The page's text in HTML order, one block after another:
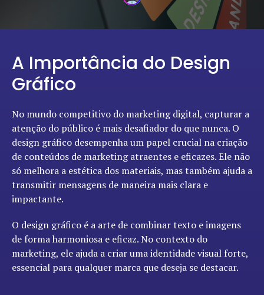
A Importância do Design
Gráfico
No mundo competitivo do marketing digital, capturar a
atenção do público é mais desafiador do que nunca. O
design gráfico desempenha um papel crucial na criação
de conteúdos de marketing atraentes e eficazes. Ele não
só melhora a estética dos materiais, mas também ajuda a
transmitir mensagens de maneira mais clara e
impactante.
O design gráfico é a arte de combinar texto e imagens
de forma harmoniosa e eficaz. No contexto do
marketing, ele ajuda a criar uma identidade visual forte,
essencial para qualquer marca que deseja se destacar.